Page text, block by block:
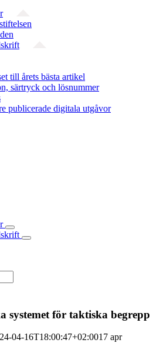
till årets bästa artikel
särtryck och lösnummer
publicerade digitala utgåvor
systemet för taktiska begrepp
04-16T18:00:47+02:0017 apr